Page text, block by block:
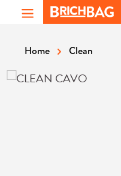
Zum Hauptinhalt springen
Home Clean
Bildergalerie überspringen